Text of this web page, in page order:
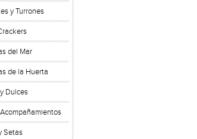
y Turrones
del Mar
de la Huerta
Dulces
Setas